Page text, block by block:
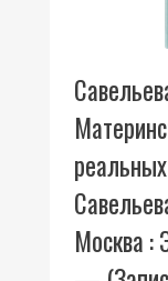
Москва :